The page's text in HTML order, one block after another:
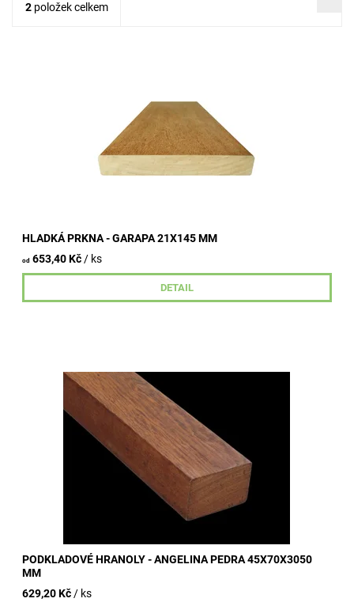
2 položek celkem
HLADKÁ PRKNA - GARAPA 21X145 MM
od 653,40 Kč / ks
DETAIL
hoblovaný podkladový hranol z exotické dřeviny hustota
dřeviny 850 - 960 kg/m3 rozměry 45x70x3050 mm 151,-
PODKLADOVÉ HRANOLY - ANGELINA PEDRA 45X70X3050
MM
629,20 Kč / ks